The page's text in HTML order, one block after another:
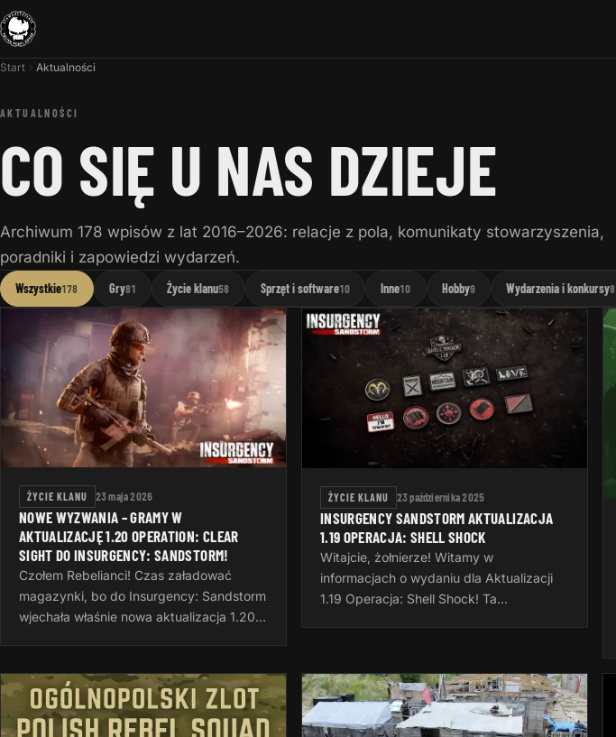
Start Aktualności
AKTUALNOŚCI
CO SIĘ U NAS DZIEJE
Archiwum 178 wpisów z lat 2016–2026: relacje z pola, komunikaty stowarzyszenia,
poradniki i zapowiedzi wydarzeń.
Wszystkie178 Gry81 Życie klanu58 Sprzęt i software10 Inne10 Hobby9 Wydarzenia i konkursy8
ŻYCIE KLANU 23 maja 2026
NOWE WYZWANIA – GRAMY W
AKTUALIZACJĘ 1.20 OPERATION: CLEAR
SIGHT DO INSURGENCY: SANDSTORM!
Czołem Rebelianci! Czas załadować
magazynki, bo do Insurgency: Sandstorm
wjechała właśnie nowa aktualizacja 1.20 o
dniu…
ŻYCIE KLANU 23 października 2025
INSURGENCY SANDSTORM AKTUALIZACJA
1.19 OPERACJA: SHELL SHOCK
Witajcie, żołnierze! Witamy w
informacjach o wydaniu dla Aktualizacji
1.19 Operacja: Shell Shock! Ta